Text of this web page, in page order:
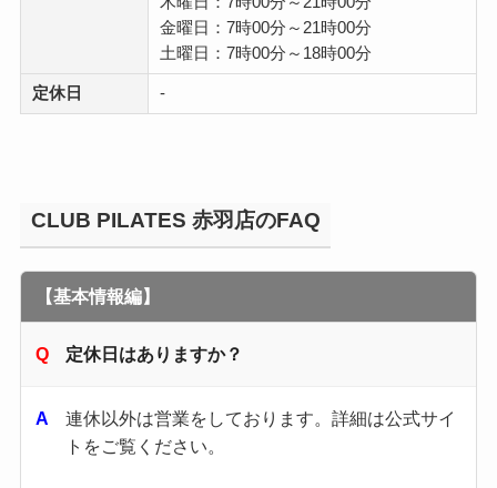
金曜日：7時00分～21時00分
土曜日：7時00分～18時00分
定休日 -
CLUB PILATES 赤羽店のFAQ
【基本情報編】
定休日はありますか？
連休以外は営業をしております。詳細は公式サイ
トをご覧ください。